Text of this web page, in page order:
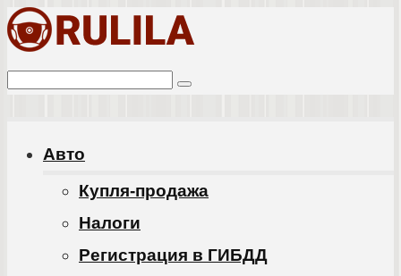
Перейти
контенту
Поиск:
Авто
Купля-продажа
Налоги
Регистрация в ГИБДД